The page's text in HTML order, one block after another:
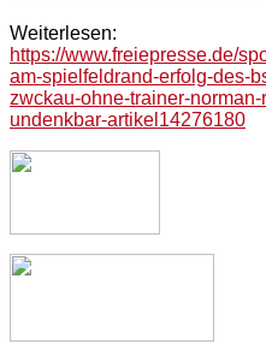
Weiterlesen:
https://www.freiepresse.de/
am-spielfeldrand-erfolg-des-
zwckau-ohne-trainer-norman-
undenkbar-artikel14276180